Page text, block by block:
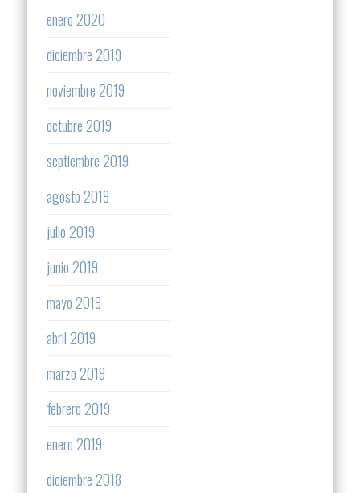
enero 2020
diciembre 2019
noviembre 2019
octubre 2019
septiembre 2019
agosto 2019
julio 2019
junio 2019
mayo 2019
abril 2019
marzo 2019
febrero 2019
enero 2019
diciembre 2018